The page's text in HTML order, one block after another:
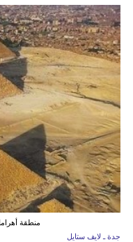
منطقة
جدة ـ لايف ستايل